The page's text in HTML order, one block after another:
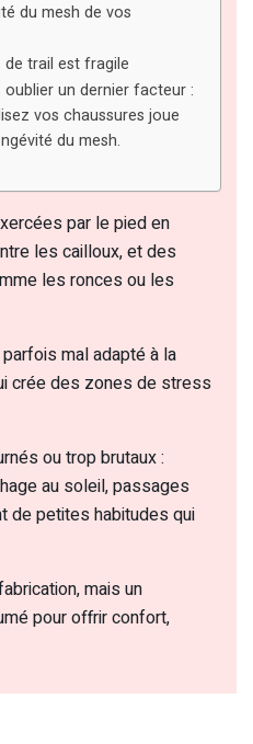
du mesh de vos
de trail est fragile
un dernier facteur :
vos chaussures joue
du mesh.
par le pied en
les cailloux, et des
les ronces ou les
mal adapté à la
crée des zones de stress
ou trop brutaux :
au soleil, passages
de petites habitudes qui
mais un
pour offrir confort,